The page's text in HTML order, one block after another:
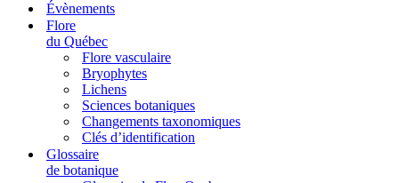
Évènements
Flore
du Québec
Flore vasculaire
Bryophytes
Lichens
Sciences botaniques
Changements taxonomiques
Clés d’identification
Glossaire
de botanique